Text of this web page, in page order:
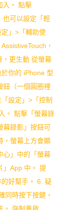
入。 點擊
也可以設定「輕
」>「輔助使
，
更生動 從螢幕
你的 iPhone 型
鈕（一個圓圈裡
設定」>「控制
。 點擊「螢幕錄
幕錄影」按鈕可
，螢幕上方會顯
心」中的「螢幕
」App 中。 提
好幫手。 6. 疑
同時按下按鍵，
。 強制重啟